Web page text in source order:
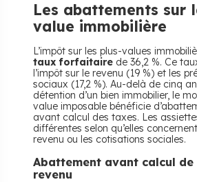
Les abattements sur
value immobilière
L’impôt sur les plus-values
taux forfaitaire de 36,2 %. Ce
l’impôt sur le revenu (19 %) et les
sociaux (17,2 %). Au-delà de cinq
détention d’un bien immobilier, le
value imposable bénéficie
avant calcul des taxes. Les
différentes selon qu’elles
revenu ou les cotisations sociales.
Abattement avant calcul de
revenu